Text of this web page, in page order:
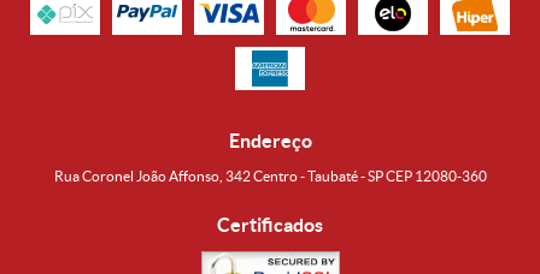
Endereço
Rua Coronel João Affonso, 342 Centro - Taubaté - SP CEP 12080-360
Certificados